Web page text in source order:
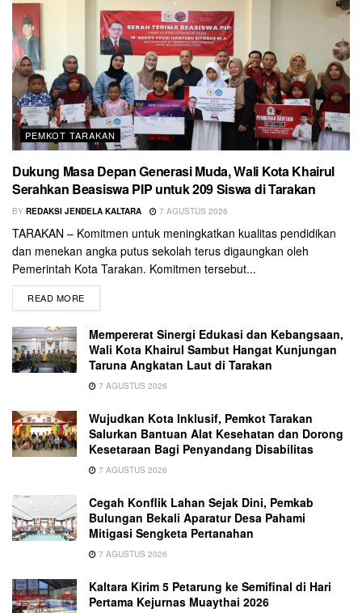
PEMKOT TARAKAN
Dukung Masa Depan Generasi Muda, Wali Kota Khairul
Serahkan Beasiswa PIP untuk 209 Siswa di Tarakan
BY REDAKSI JENDELA KALTARA 7 AGUSTUS 2026
TARAKAN – Komitmen untuk meningkatkan kualitas pendidikan
dan menekan angka putus sekolah terus digaungkan oleh
Pemerintah Kota Tarakan. Komitmen tersebut...
READ MORE
Mempererat Sinergi Edukasi dan Kebangsaan,
Wali Kota Khairul Sambut Hangat Kunjungan
Taruna Angkatan Laut di Tarakan
7 AGUSTUS 2026
Wujudkan Kota Inklusif, Pemkot Tarakan
Salurkan Bantuan Alat Kesehatan dan Dorong
Kesetaraan Bagi Penyandang Disabilitas
7 AGUSTUS 2026
Cegah Konflik Lahan Sejak Dini, Pemkab
Bulungan Bekali Aparatur Desa Pahami
Mitigasi Sengketa Pertanahan
7 AGUSTUS 2026
Kaltara Kirim 5 Petarung ke Semifinal di Hari
Pertama Kejurnas Muaythai 2026